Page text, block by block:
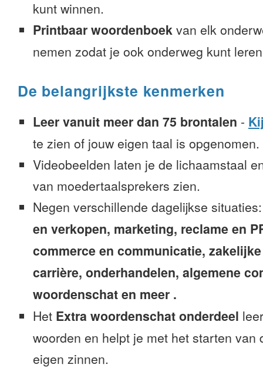
kunt winnen.
Printbaar woordenboek van elk
nemen zodat je ook onderweg kunt
De belangrijkste kenmerken
Leer vanuit meer dan 75 brontalen -
te zien of jouw eigen taal is opgenomen.
Videobeelden laten je de lichaamstaal
van moedertaalsprekers zien.
Negen verschillende dagelijkse
en verkopen, marketing, reclame en
commerce en communicatie,
carrière, onderhandelen, algemene
woordenschat en meer .
Het Extra woordenschat onderdeel
woorden en helpt je met het starten van
eigen zinnen.